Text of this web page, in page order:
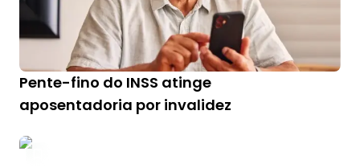
Pente-fino do INSS atinge
aposentadoria por invalidez